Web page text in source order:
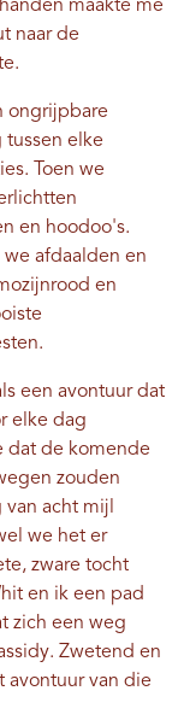
maakte me
naar de
ongrijpbare
elke
Toen we
en hoodoo's.
afdaalden en
en
een avontuur dat
elke dag
dat de komende
zouden
acht mijl
we het er
zware tocht
en ik een pad
zich een weg
Zwetend en
avontuur van die